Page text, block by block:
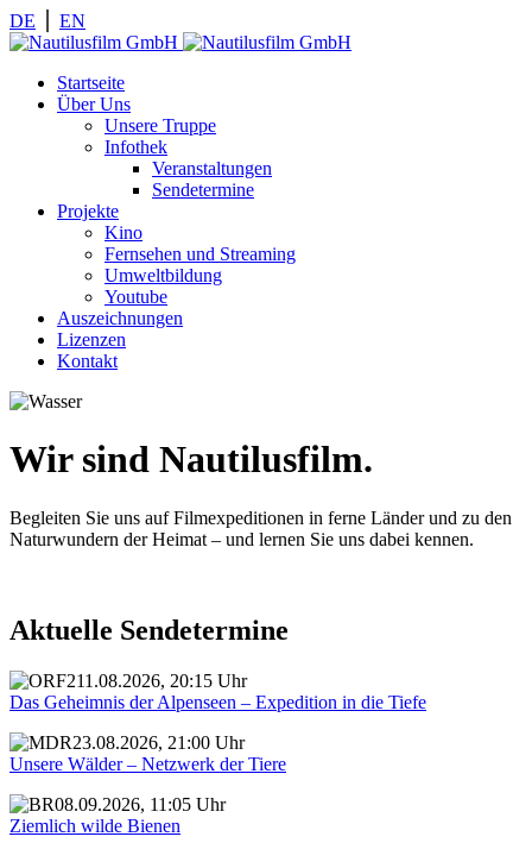
DE EN
Startseite
Über Uns
Unsere Truppe
Infothek
Veranstaltungen
Sendetermine
Projekte
Kino
Fernsehen und Streaming
Umweltbildung
Youtube
Auszeichnungen
Lizenzen
Kontakt
Wir sind Nautilusfilm.
Begleiten Sie uns auf Filmexpeditionen in ferne Länder und zu den
Naturwundern der Heimat – und lernen Sie uns dabei kennen.
Aktuelle Sendetermine
11.08.2026, 20:15 Uhr
Das Geheimnis der Alpenseen – Expedition in die Tiefe
23.08.2026, 21:00 Uhr
Unsere Wälder – Netzwerk der Tiere
08.09.2026, 11:05 Uhr
Ziemlich wilde Bienen